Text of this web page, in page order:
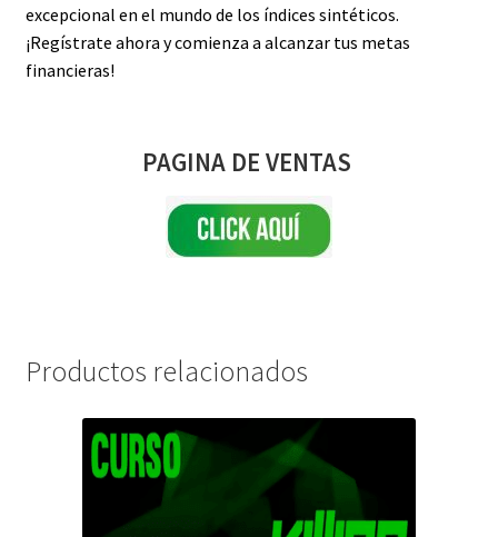
excepcional en el mundo de los índices sintéticos.
¡Regístrate ahora y comienza a alcanzar tus metas
financieras!
PAGINA DE VENTAS
Productos relacionados